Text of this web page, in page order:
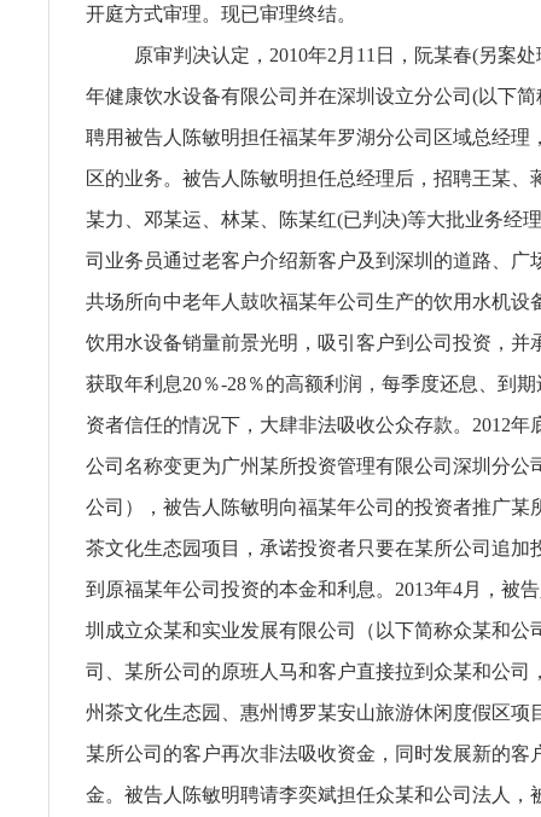
开庭方式审理。现已审理终结。
原审判决认定，2010年2月11日，阮某春(另案
年健康饮水设备有限公司并在深圳设立分公司(以下
聘用被告人陈敏明担任福某年罗湖分公司区域总经理
区的业务。被告人陈敏明担任总经理后，招聘王某、
某力、邓某运、林某、陈某红(已判决)等大批业务经
司业务员通过老客户介绍新客户及到深圳的道路、广
共场所向中老年人鼓吹福某年公司生产的饮用水机设
饮用水设备销量前景光明，吸引客户到公司投资，并
获取年利息20％-28％的高额利润，每季度还息、到
资者信任的情况下，大肆非法吸收公众存款。2012年
公司名称变更为广州某所投资管理有限公司深圳分公
公司），被告人陈敏明向福某年公司的投资者推广某
茶文化生态园项目，承诺投资者只要在某所公司追加
到原福某年公司投资的本金和利息。2013年4月，被
圳成立众某和实业发展有限公司（以下简称众某和公
司、某所公司的原班人马和客户直接拉到众某和公司
州茶文化生态园、惠州博罗某安山旅游休闲度假区项
某所公司的客户再次非法吸收资金，同时发展新的客
金。被告人陈敏明聘请李奕斌担任众某和公司法人，